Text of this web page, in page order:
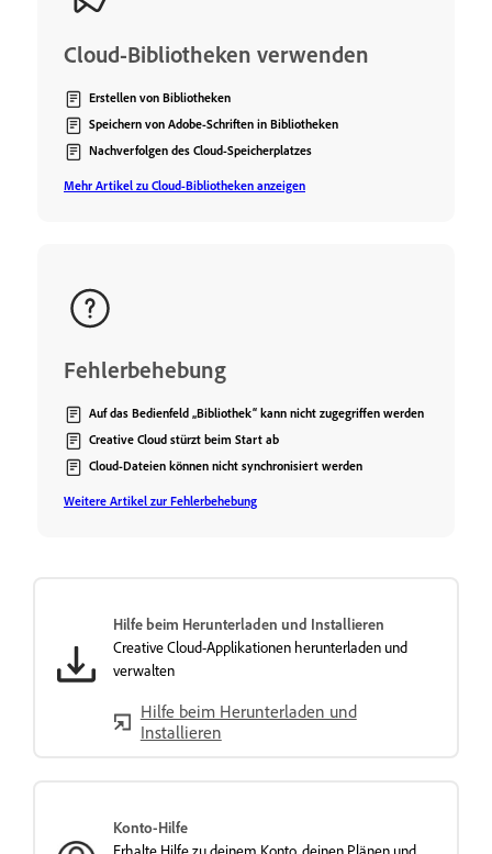
Cloud-Bibliotheken verwenden
Erstellen von Bibliotheken
Speichern von Adobe-Schriften in Bibliotheken
Nachverfolgen des Cloud-Speicherplatzes
Mehr Artikel zu Cloud-Bibliotheken anzeigen
Fehlerbehebung
Auf das Bedienfeld „Bibliothek“ kann nicht zugegriffen werden
Creative Cloud stürzt beim Start ab
Cloud-Dateien können nicht synchronisiert werden
Weitere Artikel zur Fehlerbehebung
Hilfe beim Herunterladen und Installieren
Creative Cloud-Applikationen herunterladen und
verwalten
Hilfe beim Herunterladen und
Installieren
Konto-Hilfe
Erhalte Hilfe zu deinem Konto, deinen Plänen und